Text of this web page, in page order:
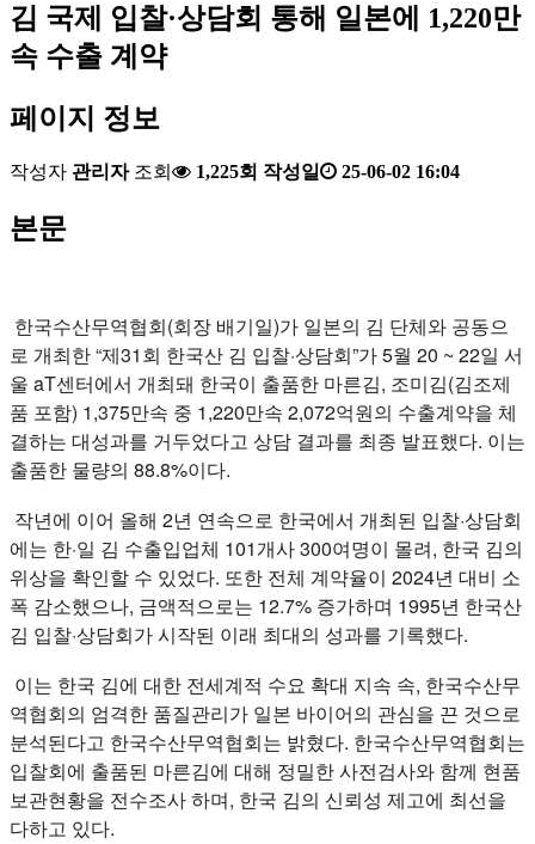
김 국제 입찰·상담회 통해 일본에 1,220만
속 수출 계약
페이지 정보
작성자 관리자 조회 1,225회 작성일 25-06-02 16:04
본문
한국수산무역협회(회장 배기일)가 일본의 김 단체와 공동으
로 개최한 “제31회 한국산 김 입찰·상담회”가 5월 20 ~ 22일 서
울 aT센터에서 개최돼 한국이 출품한 마른김, 조미김(김조제
품 포함) 1,375만속 중 1,220만속 2,072억원의 수출계약을 체
결하는 대성과를 거두었다고 상담 결과를 최종 발표했다. 이는
출품한 물량의 88.8%이다.
작년에 이어 올해 2년 연속으로 한국에서 개최된 입찰·상담회
에는 한·일 김 수출입업체 101개사 300여명이 몰려, 한국 김의
위상을 확인할 수 있었다. 또한 전체 계약율이 2024년 대비 소
폭 감소했으나, 금액적으로는 12.7% 증가하며 1995년 한국산
김 입찰·상담회가 시작된 이래 최대의 성과를 기록했다.
이는 한국 김에 대한 전세계적 수요 확대 지속 속, 한국수산무
역협회의 엄격한 품질관리가 일본 바이어의 관심을 끈 것으로
분석된다고 한국수산무역협회는 밝혔다. 한국수산무역협회는
입찰회에 출품된 마른김에 대해 정밀한 사전검사와 함께 현품
보관현황을 전수조사 하며, 한국 김의 신뢰성 제고에 최선을
다하고 있다.